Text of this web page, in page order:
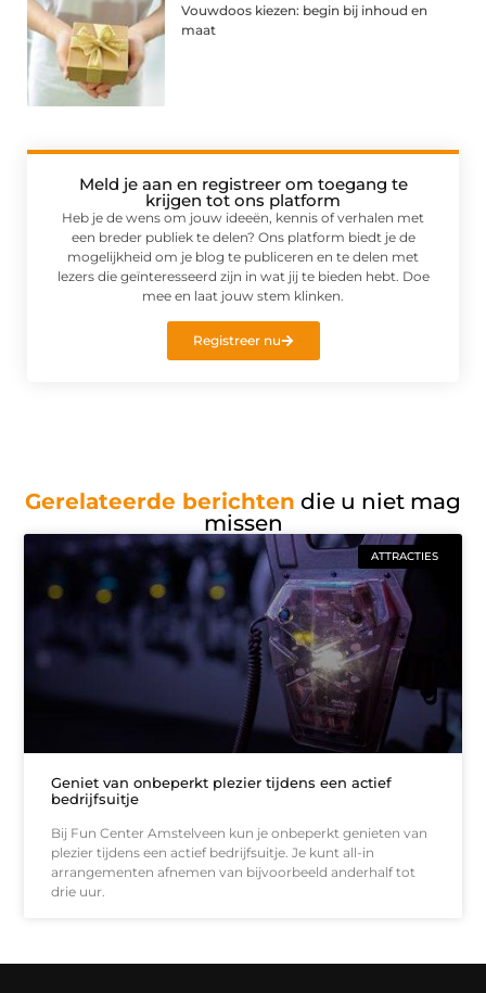
Vouwdoos kiezen: begin bij inhoud en
maat
Meld je aan en registreer om toegang te
krijgen tot ons platform
Heb je de wens om jouw ideeën, kennis of verhalen met
een breder publiek te delen? Ons platform biedt je de
mogelijkheid om je blog te publiceren en te delen met
lezers die geïnteresseerd zijn in wat jij te bieden hebt. Doe
mee en laat jouw stem klinken.
Registreer nu
Gerelateerde berichten die u niet mag
missen
ATTRACTIES
Geniet van onbeperkt plezier tijdens een actief
bedrijfsuitje
Bij Fun Center Amstelveen kun je onbeperkt genieten van
plezier tijdens een actief bedrijfsuitje. Je kunt all-in
arrangementen afnemen van bijvoorbeeld anderhalf tot
drie uur.